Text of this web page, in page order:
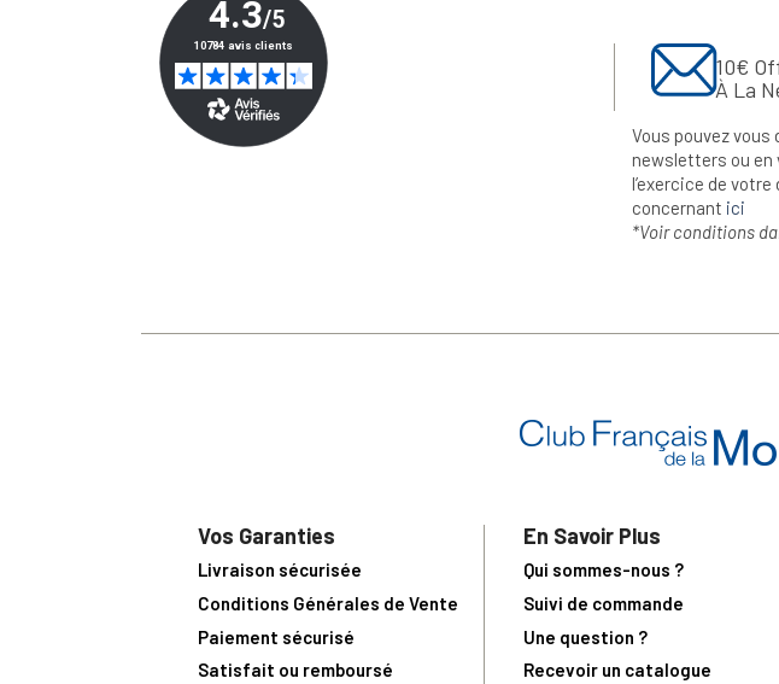
10€
À La
Vous pouvez
newsletters ou
l’exercice de
concernant ici
*Voir conditions
Vos Garanties
Livraison sécurisée
Conditions Générales de Vente
Paiement sécurisé
Satisfait ou remboursé
En Savoir Plus
Qui sommes-nous ?
Suivi de commande
Une question ?
Recevoir un catalogue